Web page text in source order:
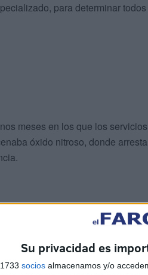
Su privacidad es
socios almacenamos y/o
para determinar
meses en los que los
óxido nitroso, donde
seguridad de Tánger
gas de la risa en los barrios de